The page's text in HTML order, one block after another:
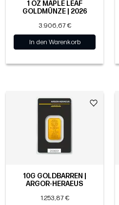
1 OZ MAPLE LEAF
GOLDMÜNZE | 2026
3.906,67 €
In den Warenkorb
10G GOLDBARREN |
ARGOR-HERAEUS
1.253,87 €